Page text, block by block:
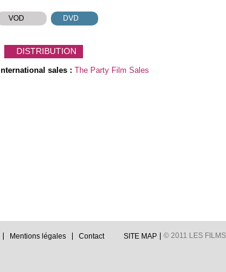
VOD DVD
DISTRIBUTION
International sales : The Party Film Sales
Mentions légales Contact SITE MAP © 2011 LES FILMS